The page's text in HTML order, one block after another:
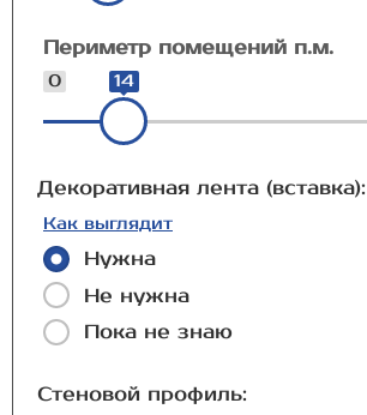
Периметр помещений п.м.
0 14
Декоративная лента (вставка):
Как выглядит
Нужна
Не нужна
Пока не знаю
Стеновой профиль: